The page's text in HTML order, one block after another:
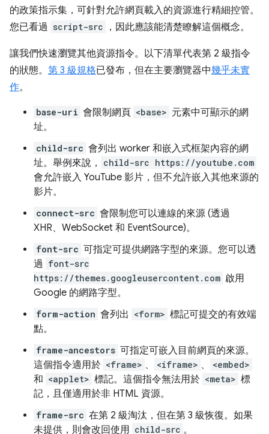
的政策指示集，可針對允許網頁載入的資源進行精細控管。
您已看過 script-src ，因此應該能清楚瞭解這個概念。
讓我們快速瀏覽其他資源指令。以下清單代表第 2 級指令
的狀態。 第 3 級規格已發布，但在主要瀏覽器中幾乎未實
作。
base-uri 會限制網頁 <base> 元素中可顯示的網
址。
child-src 會列出 worker 和嵌入式框架內容的網
址。舉例來說，
child-src https://youtube.com
會允許嵌入 YouTube 影片，但不允許嵌入其他來源的
影片。
connect-src 會限制您可以連線的來源 (透過
XHR、WebSocket 和 EventSource)。
font-src 可指定可提供網路字型的來源。您可以透
過 font-src
https://themes.googleusercontent.com 啟用
Google 的網路字型。
form-action 會列出 <form> 標記可提交的有效端
點。
frame-ancestors 可指定可嵌入目前網頁的來源。
這個指令適用於 <frame> 、 <iframe> 、 <embed>
和 <applet> 標記。這個指令無法用於 <meta> 標
記，且僅適用於非 HTML 資源。
frame-src 在第 2 級淘汰，但在第 3 級恢復。如果
未提供，則會改回使用 child-src 。